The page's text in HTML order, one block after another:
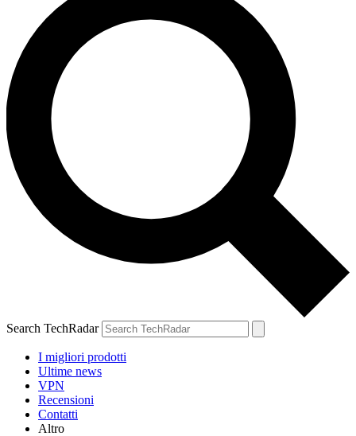
Search TechRadar
I migliori prodotti
Ultime news
VPN
Recensioni
Contatti
Altro